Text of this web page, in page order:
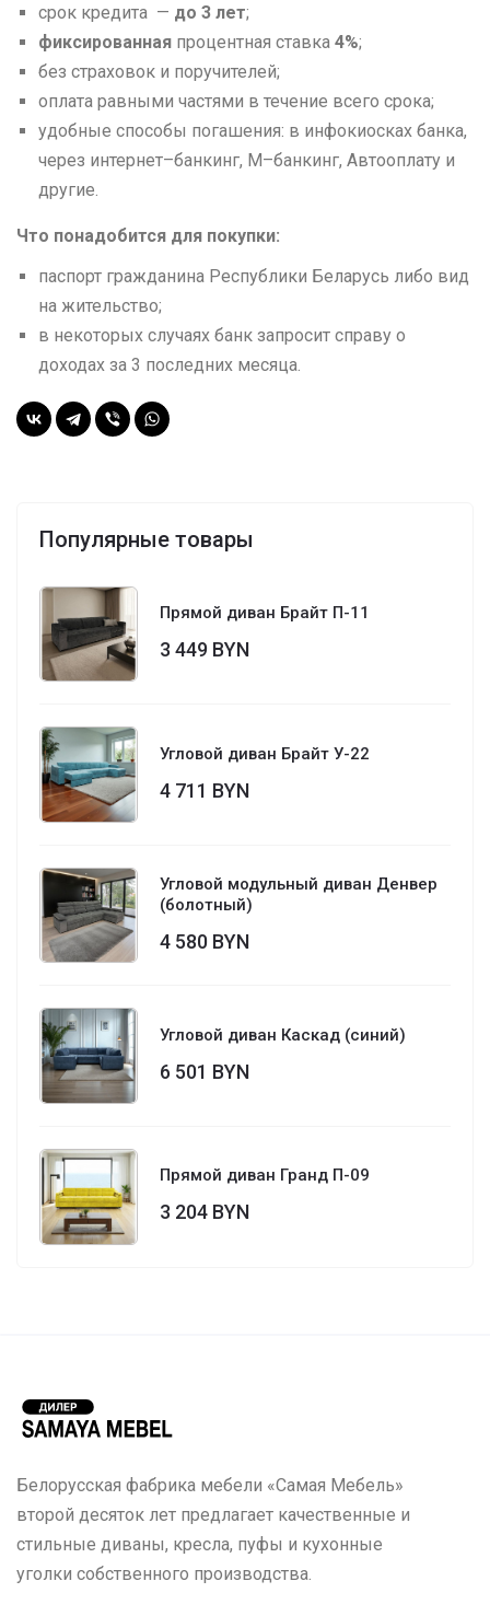
cрок кредита — до 3 лет;
фиксированная процентная ставка 4%;
без страховок и поручителей;
оплата равными частями в течение всего срока;
удобные способы погашения: в инфокиосках банка,
через интернет–банкинг, М–банкинг, Автооплату и
другие.
Что понадобится для покупки:
паспорт гражданина Республики Беларусь либо вид
на жительство;
в некоторых случаях банк запросит справу о
доходах за 3 последних месяца.
Популярные товары
Прямой диван Брайт П-11
3 449 BYN
Угловой диван Брайт У-22
4 711 BYN
Угловой модульный диван Денвер
(болотный)
4 580 BYN
Угловой диван Каскад (синий)
6 501 BYN
Прямой диван Гранд П-09
3 204 BYN
Белорусская фабрика мебели «Самая Мебель»
второй десяток лет предлагает качественные и
стильные диваны, кресла, пуфы и кухонные
уголки собственного производства.